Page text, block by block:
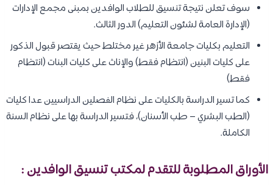
سوف تعلن نتيجة تنسيق للطلاب الوافدين بمبنى مجمع الإدارات
(الإدارة العامة لشئون التعليم) الدور الثالث.
التعليم بكليات جامعة الأزهر غير مختلط حيث يقتصر قبول الذكور
على كليات البنين (انتظام فقط) والإناث على كليات البنات (انتظام
فقط)
كما تسير الدراسة بالكليات على نظام الفصلين الدراسيين عدا كليات
(الطب البشري – طب الأسنان)، فتسير الدراسة بها على نظام السنة
الكاملة.
الأوراق المطلوبة للتقدم لمكتب تنسيق الوافدين :